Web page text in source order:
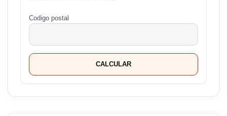
Codigo postal
CALCULAR